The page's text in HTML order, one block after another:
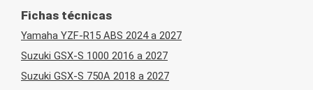
Fichas técnicas
Yamaha YZF-R15 ABS 2024 a 2027
Suzuki GSX-S 1000 2016 a 2027
Suzuki GSX-S 750A 2018 a 2027